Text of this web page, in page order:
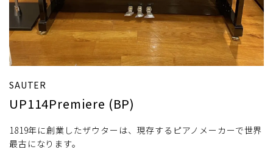
SAUTER
UP114Premiere (BP)
1819年に創業したザウターは、現存するピアノメーカーで世界
最古になります。